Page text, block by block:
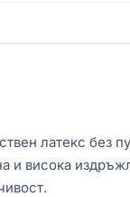
латекс без
и висока